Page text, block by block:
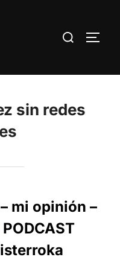
Buscar:
sin redes
mi opinión –
PODCAST